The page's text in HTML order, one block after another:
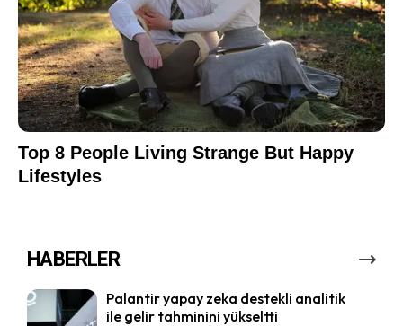
HABERLER
Palantir yapay zeka destekli analitik
ile gelir tahminini yükseltti